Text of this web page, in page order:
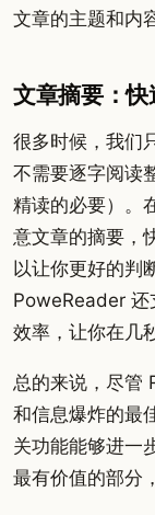
文章的主题和内
文章摘要：
很多时候，我们
不需要逐字阅读
精读的必要）。
意文章的摘要，
以让你更好的判
PoweReader 还
效率，让你在几
总的来说，尽管
和信息爆炸的最
关功能能够进一
最有价值的部分